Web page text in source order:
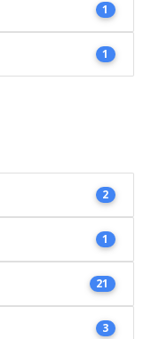
1
1
2
1
21
3